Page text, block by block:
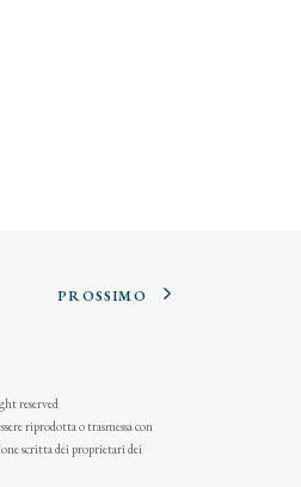
PROSSIMO
reserved
riprodotta o trasmessa con
scritta dei proprietari dei